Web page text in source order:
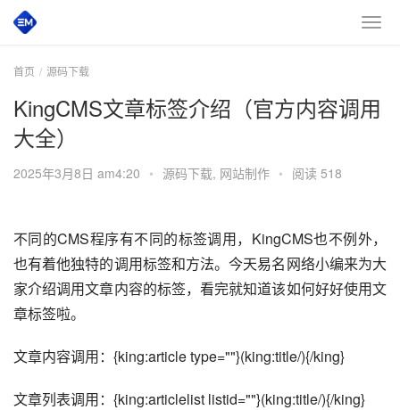
首页 源码下载
KingCMS文章标签介绍（官方内容调用
大全）
2025年3月8日 am4:20 • 源码下载, 网站制作 • 阅读 518
不同的CMS程序有不同的标签调用，KingCMS也不例外，
也有着他独特的调用标签和方法。今天易名网络小编来为大
家介绍调用文章内容的标签，看完就知道该如何好好使用文
章标签啦。
文章内容调用：{king:article type=""}(king:title/){/king}
文章列表调用：{king:articlelist listid=""}(king:title/){/king}